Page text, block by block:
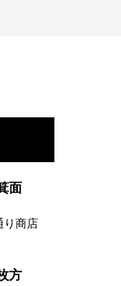
面
り商店
方